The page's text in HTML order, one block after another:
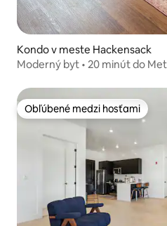
Kondo v meste Hackensack
Moderný byt • 20 minút do
Obľúbené medzi hosťami
Obľúbené medzi hosťami